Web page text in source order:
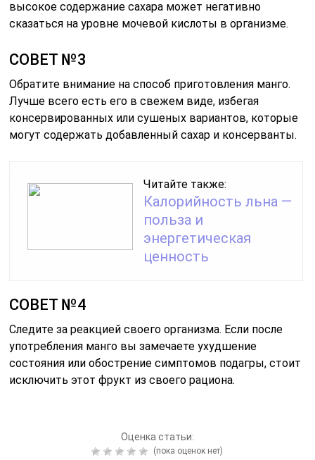
высокое содержание сахара может негативно
сказаться на уровне мочевой кислоты в организме.
СОВЕТ №3
Обратите внимание на способ приготовления манго.
Лучше всего есть его в свежем виде, избегая
консервированных или сушеных вариантов, которые
могут содержать добавленный сахар и консерванты.
Читайте также:
Калорийность льна —
польза и
энергетическая
ценность
СОВЕТ №4
Следите за реакцией своего организма. Если после
употребления манго вы замечаете ухудшение
состояния или обострение симптомов подагры, стоит
исключить этот фрукт из своего рациона.
Оценка статьи:
(пока оценок нет)